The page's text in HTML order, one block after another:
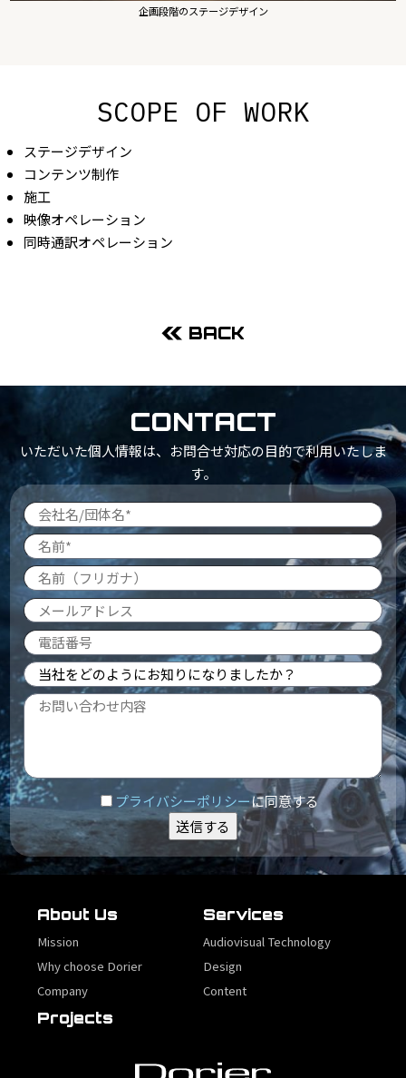
企画段階のステージデザイン
SCOPE OF WORK
ステージデザイン
コンテンツ制作
施工
映像オペレーション
同時通訳オペレーション
BACK
CONTACT
いただいた個人情報は、お問合せ対応の目的で利用いたしま
す。
プライバシーポリシーに同意する
About Us
Mission
Why choose Dorier
Company
Services
Audiovisual Technology
Design
Content
Projects